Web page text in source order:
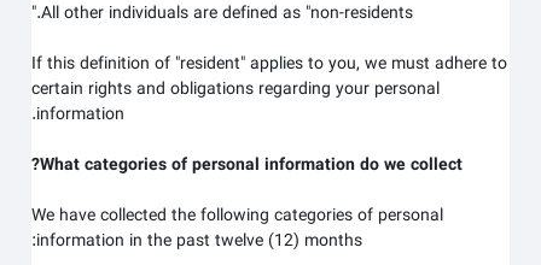
All other individuals are defined as "non-residents."
If this definition of "resident" applies to you, we must adhere to
certain rights and obligations regarding your personal
information.
What categories of personal information do we collect?
We have collected the following categories of personal
information in the past twelve (12) months: